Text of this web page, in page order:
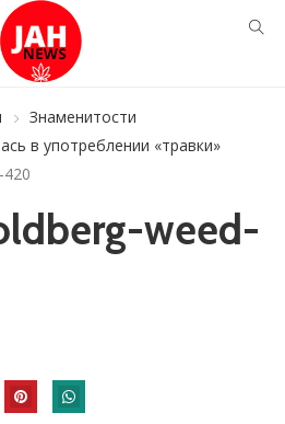
Знаменитости
в употреблении «травки»
weed-